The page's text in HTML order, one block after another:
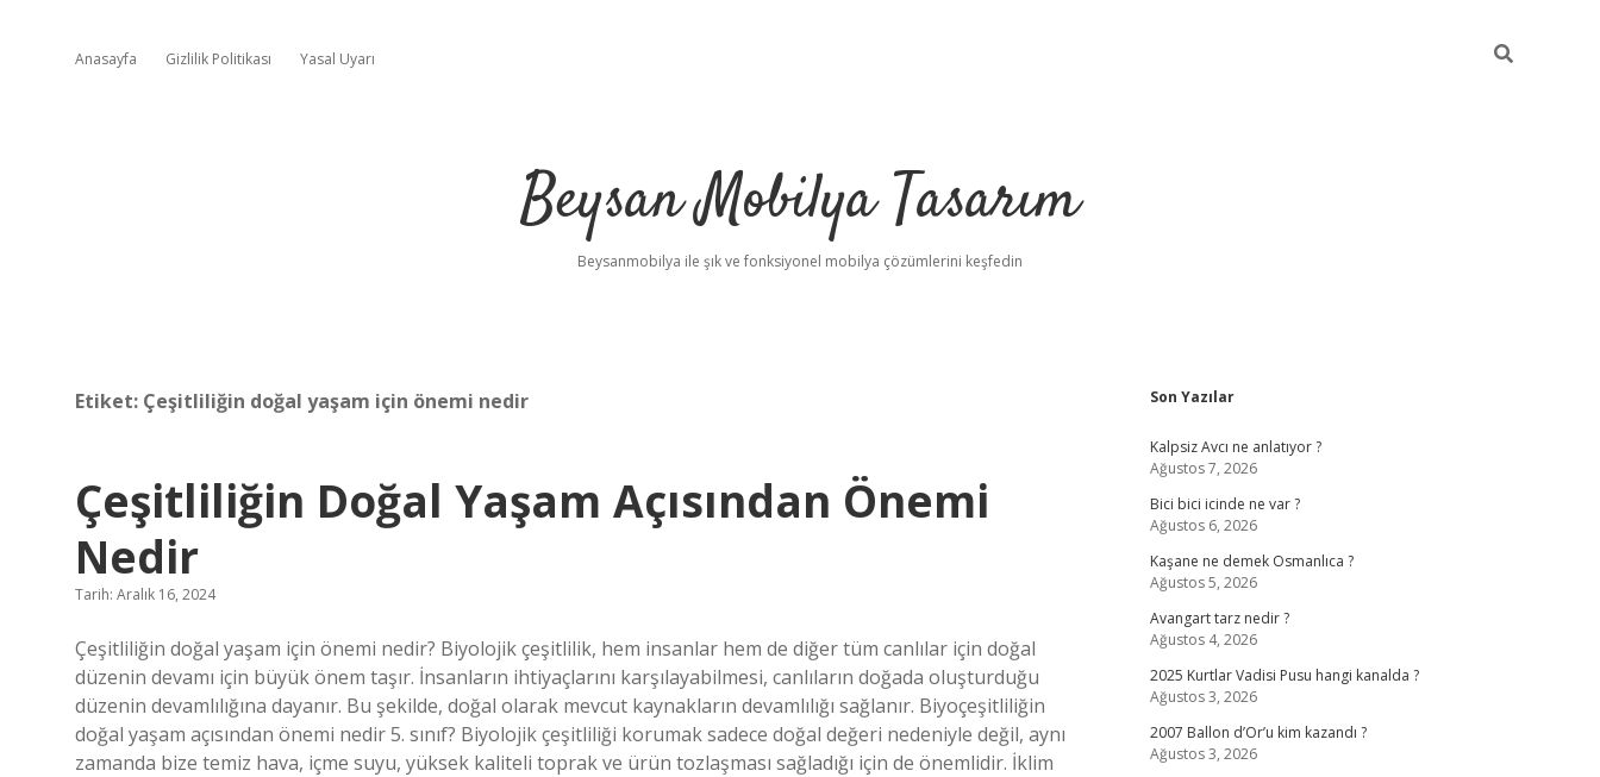
Anasayfa Gizlilik Politikası Yasal Uyarı
Beysan Mobilya Tasarım
Beysanmobilya ile şık ve fonksiyonel mobilya çözümlerini keşfedin
Etiket: Çeşitliliğin doğal yaşam için önemi nedir
Çeşitliliğin Doğal Yaşam Açısından Önemi
Nedir
Tarih: Aralık 16, 2024
Çeşitliliğin doğal yaşam için önemi nedir? Biyolojik çeşitlilik, hem insanlar hem de diğer tüm canlılar için doğal
düzenin devamı için büyük önem taşır. İnsanların ihtiyaçlarını karşılayabilmesi, canlıların doğada oluşturduğu
düzenin devamlılığına dayanır. Bu şekilde, doğal olarak mevcut kaynakların devamlılığı sağlanır. Biyoçeşitliliğin
doğal yaşam açısından önemi nedir 5. sınıf? Biyolojik çeşitliliği korumak sadece doğal değeri nedeniyle değil, aynı
zamanda bize temiz hava, içme suyu, yüksek kaliteli toprak ve ürün tozlaşması sağladığı için de önemlidir. İklim
Sidebar
Son Yazılar
Kalpsiz Avcı ne anlatıyor ?
Ağustos 7, 2026
Bici bici icinde ne var ?
Ağustos 6, 2026
Kaşane ne demek Osmanlıca ?
Ağustos 5, 2026
Avangart tarz nedir ?
Ağustos 4, 2026
2025 Kurtlar Vadisi Pusu hangi kanalda ?
Ağustos 3, 2026
2007 Ballon d’Or’u kim kazandı ?
Ağustos 3, 2026